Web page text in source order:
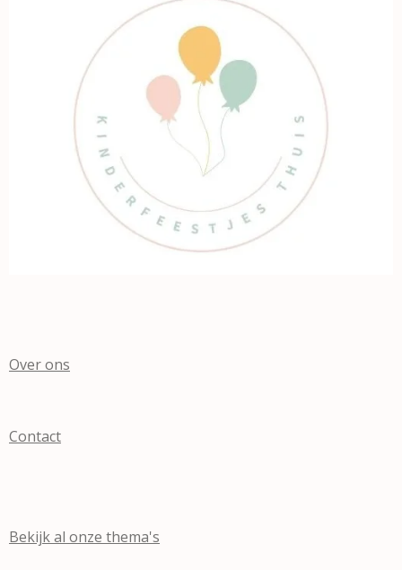
Over ons
Contact
Bekijk al onze thema's